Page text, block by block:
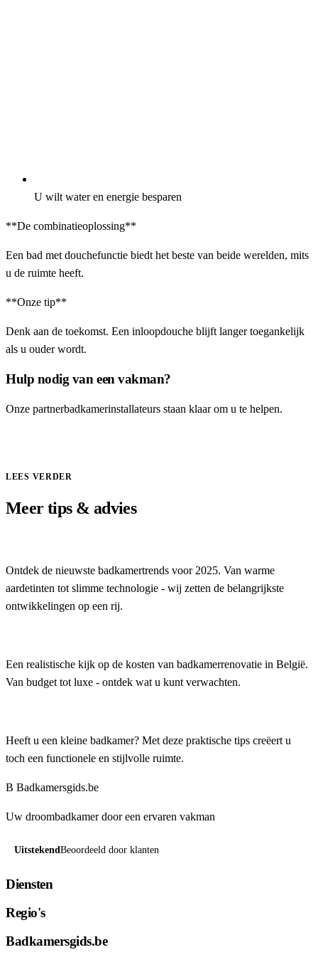
U wilt water en energie besparen
**De combinatieoplossing**
Een bad met douchefunctie biedt het beste van beide werelden, mits
u de ruimte heeft.
**Onze tip**
Denk aan de toekomst. Een inloopdouche blijft langer toegankelijk
als u ouder wordt.
Hulp nodig van een vakman?
Onze partnerbadkamerinstallateurs staan klaar om u te helpen.
LEES VERDER
Meer tips & advies
Ontdek de nieuwste badkamertrends voor 2025. Van warme
aardetinten tot slimme technologie - wij zetten de belangrijkste
ontwikkelingen op een rij.
Een realistische kijk op de kosten van badkamerrenovatie in België.
Van budget tot luxe - ontdek wat u kunt verwachten.
Heeft u een kleine badkamer? Met deze praktische tips creëert u
toch een functionele en stijlvolle ruimte.
B Badkamersgids.be
Uw droombadkamer door een ervaren vakman
UitstekendBeoordeeld door klanten
Diensten
Regio's
Badkamersgids.be